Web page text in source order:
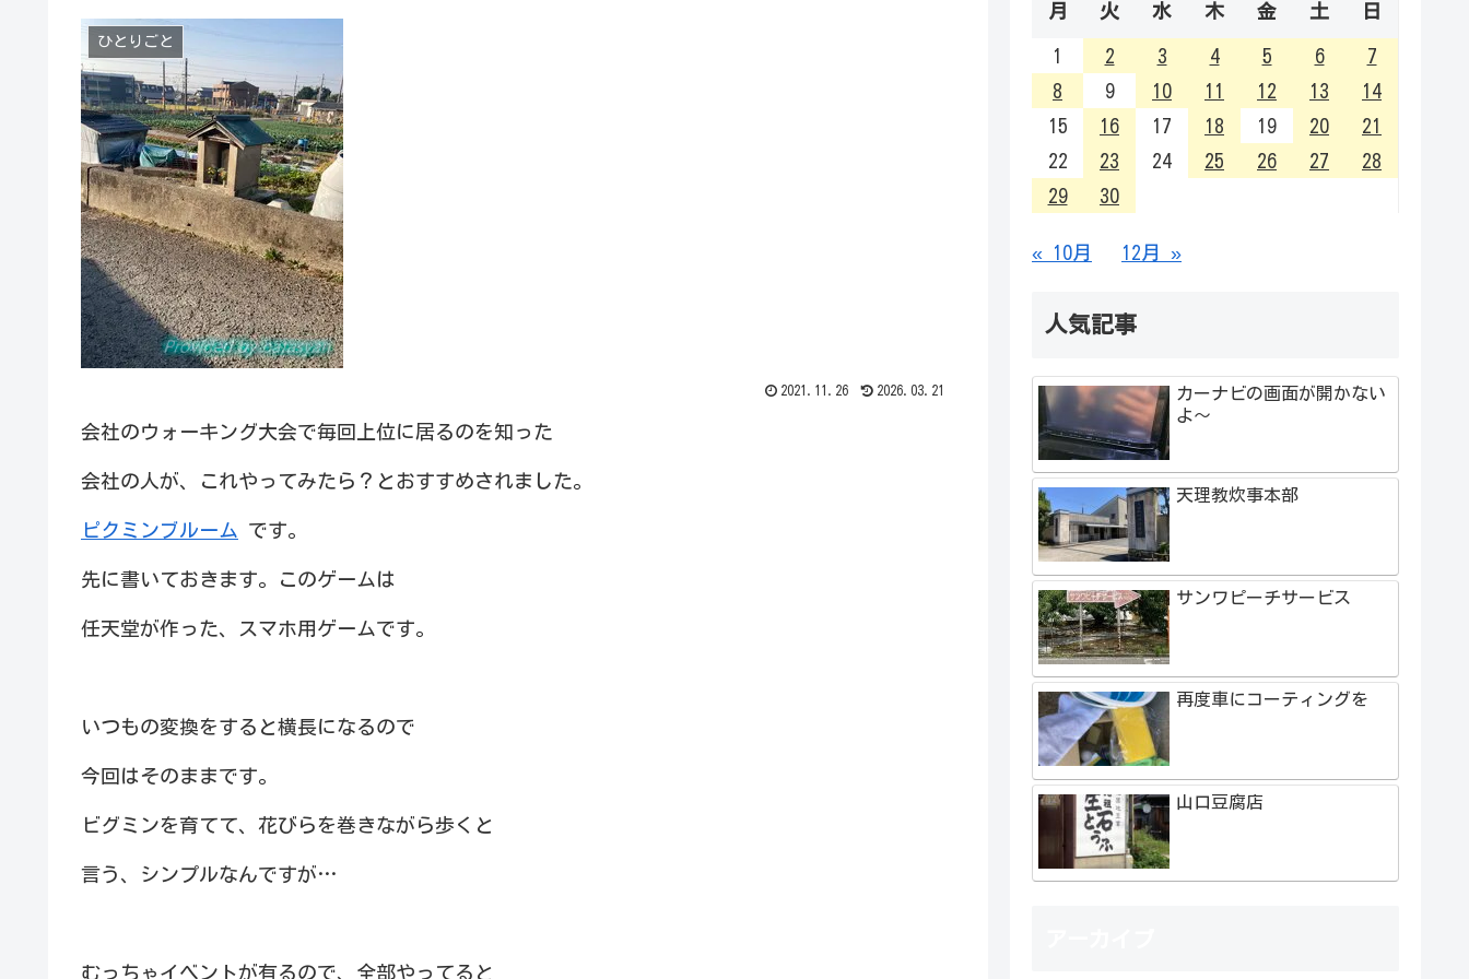
ひとりごと
2021.11.26 2026.03.21
会社のウォーキング大会で毎回上位に居るのを知った
会社の人が、これやってみたら？とおすすめされました。
ピクミンブルーム です。
先に書いておきます。このゲームは
任天堂が作った、スマホ用ゲームです。
いつもの変換をすると横長になるので
今回はそのままです。
ビグミンを育てて、花びらを巻きながら歩くと
言う、シンプルなんですが…
むっちゃイベントが有るので、全部やってると
月 火 水 木 金 土 日
1 2 3 4 5 6
7
8
9 10 11 12 13
14
15
16 17 18 19 20
21
22
23 24 25 26 27
28
29
30
« 10月 12月 »
人気記事
カーナビの画面が開かない
よ～
天理教炊事本部
サンワピーチサービス
再度車にコーティングを
山口豆腐店